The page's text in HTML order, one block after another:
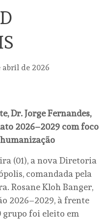
abril de 2026
Dr. Jorge Fernandes,
2026–2029 com foco
(01), a nova Diretoria
comandada pela
Rosane Kloh Banger,
2026–2029, à frente
grupo foi eleito em